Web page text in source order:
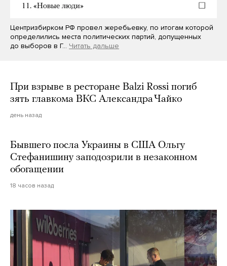
Центризбирком РФ провел жеребьевку, по итогам которой
определились места политических партий, допущенных
до выборов в Г… Читать дальше
При взрыве в ресторане Balzi Rossi погиб
зять главкома ВКС Александра Чайко
день назад
Бывшего посла Украины в США Ольгу
Стефанишину заподозрили в незаконном
обогащении
18 часов назад